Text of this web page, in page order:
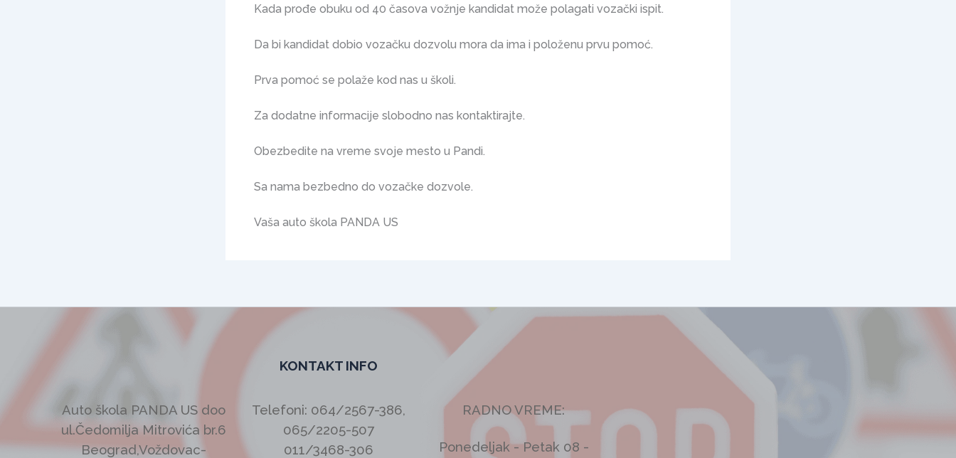
Kada prođe obuku od 40 časova vožnje kandidat može polagati vozački ispit.
Da bi kandidat dobio vozačku dozvolu mora da ima i položenu prvu pomoć.
Prva pomoć se polaže kod nas u školi.
Za dodatne informacije slobodno nas kontaktirajte.
Obezbedite na vreme svoje mesto u Pandi.
Sa nama bezbedno do vozačke dozvole.
Vaša auto škola PANDA US
KONTAKT INFO
Auto škola PANDA US doo
ul.Čedomilja Mitrovića br.6
Beograd,Voždovac-
Telefoni: 064/2567-386,
065/2205-507
011/3468-306
RADNO VREME:
Ponedeljak - Petak 08 -